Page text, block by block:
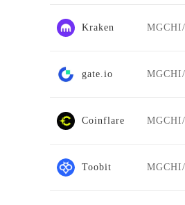
Kraken
gate.io
Coinflare
Toobit